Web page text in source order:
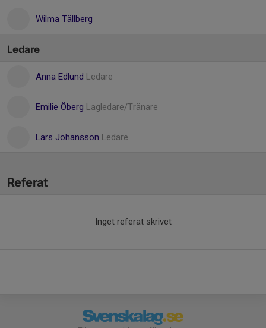
Wilma Tällberg
Ledare
Anna Edlund Ledare
Emilie Öberg Lagledare/Tränare
Lars Johansson Ledare
Referat
Inget referat skrivet